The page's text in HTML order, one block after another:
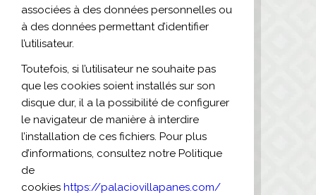
associées à des données personnelles ou
à des données permettant d’identifier
l’utilisateur.
Toutefois, si l’utilisateur ne souhaite pas
que les cookies soient installés sur son
disque dur, il a la possibilité de configurer
le navigateur de manière à interdire
l’installation de ces fichiers. Pour plus
d’informations, consultez notre Politique
de
cookies https://palaciovillapanes.com/